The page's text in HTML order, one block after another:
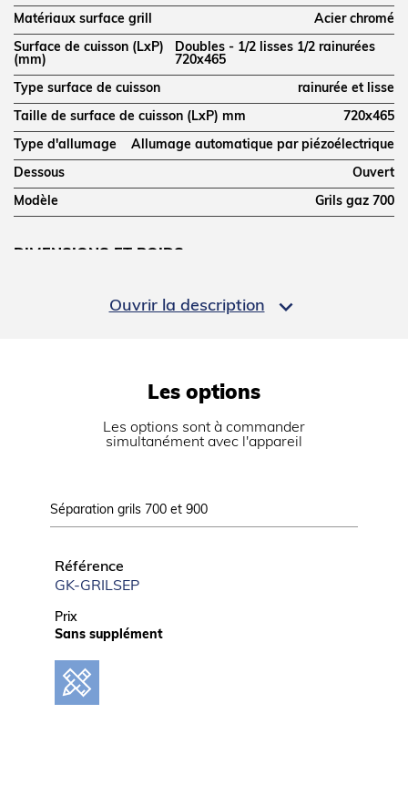
Ouvrir la description 
Matériaux surface grill Acier chromé
Surface de cuisson (LxP)
(mm)
Doubles - 1/2 lisses 1/2 rainurées
720x465
Type surface de cuisson rainurée et lisse
Taille de surface de cuisson (LxP) mm 720x465
Type d'allumage Allumage automatique par piézoélectrique
Dessous Ouvert
Modèle Grils gaz 700
DIMENSIONS ET POIDS
Profondeur (mm)
Puissance gaz (kW)
LOGISTIQUE
Poids brut (kg)
Informations complémentaires
Les options
Les options sont à commander
simultanément avec l'appareil
Séparation grils 700 et 900
Référence
GK-GRILSEP
Prix
Sans supplément